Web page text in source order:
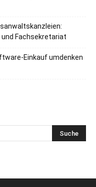
Fachsekretariat
Einkauf umdenken